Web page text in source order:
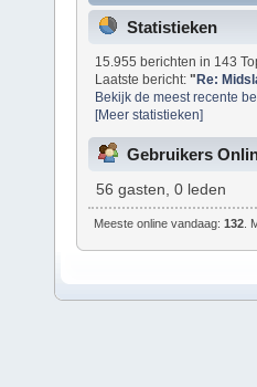
Statistieken
15.955 berichten in 143
Laatste bericht:"Re:
Bekijk de meest recente
[Meer statistieken]
Gebruikers
56 gasten, 0 leden
Meeste online vandaag:132 .